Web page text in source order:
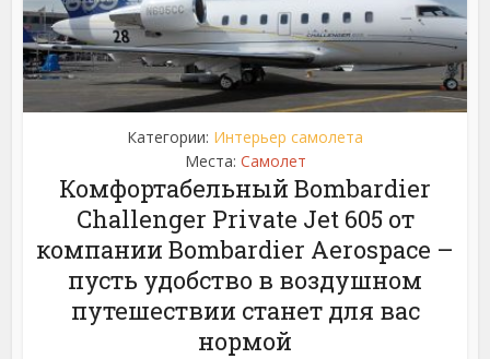
Категории: Интерьер самолета
Места: Самолет
Комфортабельный Bombardier
Challenger Private Jet 605 от
компании Bombardier Aerospace –
пусть удобство в воздушном
путешествии станет для вас
нормой